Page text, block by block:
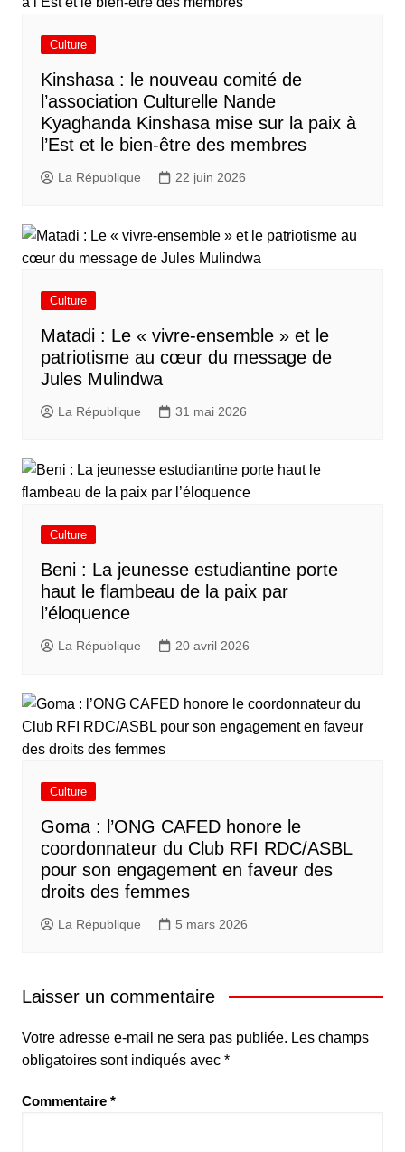
Culture
Kinshasa : le nouveau comité de
l’association Culturelle Nande
Kyaghanda Kinshasa mise sur la paix à
l’Est et le bien-être des membres
La République 22 juin 2026
Culture
Matadi : Le « vivre-ensemble » et le
patriotisme au cœur du message de
Jules Mulindwa
La République 31 mai 2026
Culture
Beni : La jeunesse estudiantine porte
haut le flambeau de la paix par
l’éloquence
La République 20 avril 2026
Culture
Goma : l’ONG CAFED honore le
coordonnateur du Club RFI RDC/ASBL
pour son engagement en faveur des
droits des femmes
La République 5 mars 2026
Laisser un commentaire
Votre adresse e-mail ne sera pas publiée. Les champs
obligatoires sont indiqués avec *
Commentaire *